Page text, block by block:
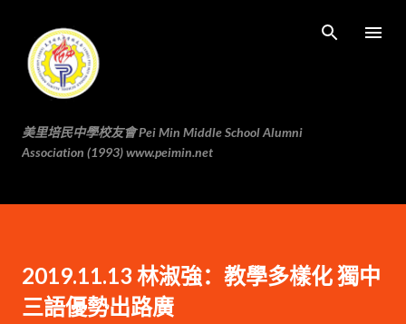
美里培民中學校友會 Pei Min Middle School Alumni
Association (1993) www.peimin.net
2019.11.13 林淑強：教學多樣化 獨中
三語優勢出路廣